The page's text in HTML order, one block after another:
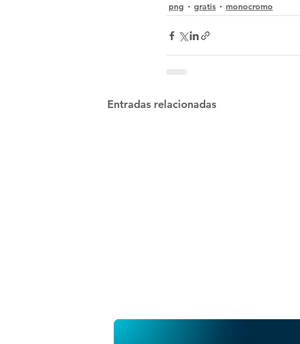
png
gratis monocromo
Entradas relacionadas